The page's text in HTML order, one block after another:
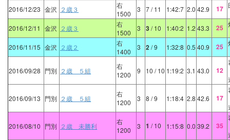
2016/12/23 金沢 ２歳３
右
1500
3 7/ 11 1:42:7 2.0 42.9 17
2016/12/11 金沢 ２歳３
右
1500
3 3/ 10 1:40:2 1.2 43.3 25
2016/11/15 金沢 ２歳２
右
1400
3 2/ 9 1:32:8 0.5 40.9 25
2016/09/28 門別 ２歳 ５組
右
1200
9 10 / 10 1:19:2 3.1 43.0 12
2016/09/13 門別 ２歳 ５組
右
1200
3 8 / 9 1:18:4 2.8 42.6 17
2016/08/10 門別 ２歳 未勝利
右
1200
3 1 / 10 1:15:8 0.0 39.2 35